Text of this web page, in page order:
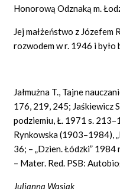
Honorową Odznaką m.
Jej małżeństwo z Józefem
rozwodem w r. 1946 i było
Jałmużna T., Tajne
176, 219, 245; Jaśkiewicz
podziemiu, Ł. 1971 s.
Rynkowska (1903–1984),
36; – „Dzien. Łódzki”
– Mater. Red. PSB:
Julianna Wasiak